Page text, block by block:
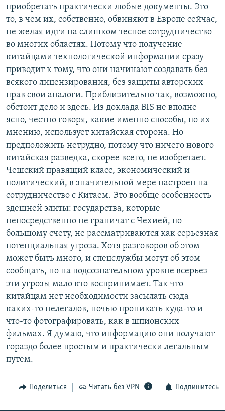
приобретать практически любые документы. Это
то, в чем их, собственно, обвиняют в Европе сейчас,
не желая идти на слишком тесное сотрудничество
во многих областях. Потому что получение
китайцами технологической информации сразу
приводит к тому, что они начинают создавать без
всякого лицензирования, без защиты авторских
прав свои аналоги. Приблизительно так, возможно,
обстоит дело и здесь. Из доклада BIS не вполне
ясно, честно говоря, какие именно способы, по их
мнению, использует китайская сторона. Но
предположить нетрудно, потому что ничего нового
китайская разведка, скорее всего, не изобретает.
Чешский правящий класс, экономический и
политический, в значительной мере настроен на
сотрудничество с Китаем. Это вообще особенность
здешней элиты: государства, которые
непосредственно не граничат с Чехией, по
большому счету, не рассматриваются как серьезная
потенциальная угроза. Хотя разговоров об этом
может быть много, и спецслужбы могут об этом
сообщать, но на подсознательном уровне всерьез
эти угрозы мало кто воспринимает. Так что
китайцам нет необходимости засылать сюда
каких-то нелегалов, ночью проникать куда-то и
что-то фотографировать, как в шпионских
фильмах. Я думаю, что информацию они получают
гораздо более простым и практически легальным
путем.
Поделиться Читать без VPN Подпишитесь